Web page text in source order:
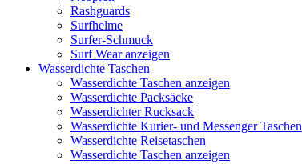
Rashguards
Surfhelme
Surfer-Schmuck
Surf Wear anzeigen
Wasserdichte Taschen
Wasserdichte Taschen anzeigen
Wasserdichte Packsäcke
Wasserdichter Rucksack
Wasserdichte Kurier- und Messenger Taschen
Wasserdichte Reisetaschen
Wasserdichte Taschen anzeigen